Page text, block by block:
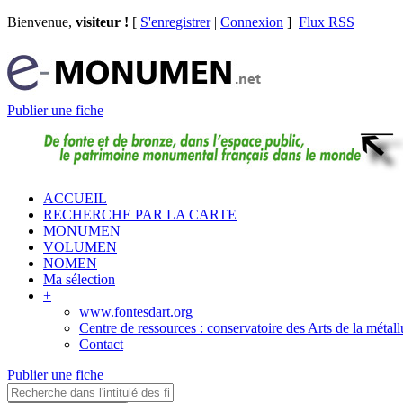
Bienvenue, visiteur ! [ S'enregistrer| Connexion ] Flux RSS
Publier une fiche
ACCUEIL
RECHERCHE PAR LA CARTE
MONUMEN
VOLUMEN
NOMEN
Ma sélection
+
www.fontesdart.org
Centre de ressources : conservatoire des Arts de la
Contact
Publier une fiche